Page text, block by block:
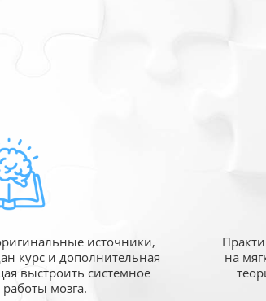
источники,
курс и дополнительная
выстроить системное
мозга.
на